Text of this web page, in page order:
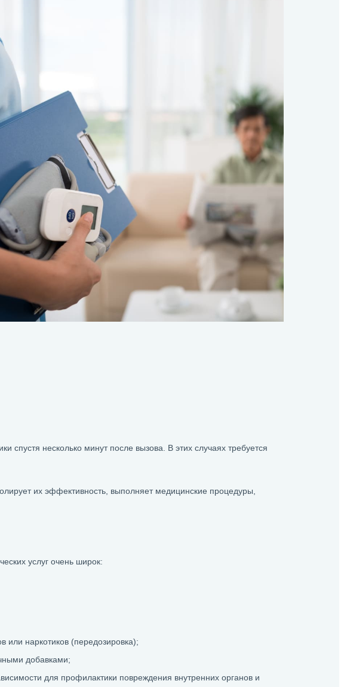
спустя несколько минут после вызова. В этих случаях требуется
их эффективность, выполняет медицинские процедуры,
услуг очень широк:
или наркотиков (передозировка);
добавками;
для профилактики повреждения внутренних органов и